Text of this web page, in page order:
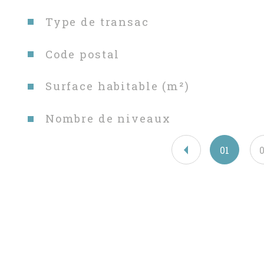
Caractéristiques Valeurs
Type de transac
Code postal
Surface habitable (m²)
Nombre de niveaux
01